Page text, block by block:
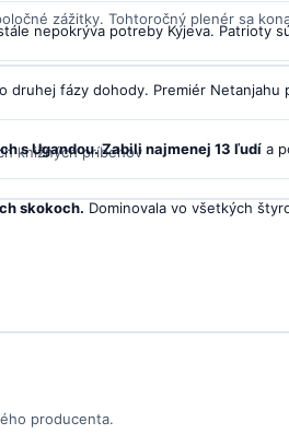
nepokrýva potreby Kyjeva. Patrioty
fázy dohody. Premiér Netanjahu
s Ugandou. Zabili najmenej 13 ľudí a
skokoch. Dominovala vo všetkých
Belehrade o tom rokoval so srbským
krajinách.
zážitky. Tohtoročný plenér sa
knižných príbehov
producenta.